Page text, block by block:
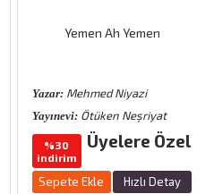
Yemen Ah Yemen
Yazar:Mehmed Niyazi
Yayınevi:Ötüken Neşriyat
%30
indirim
Üyelere Özel
Sepete Ekle Hızlı Detay